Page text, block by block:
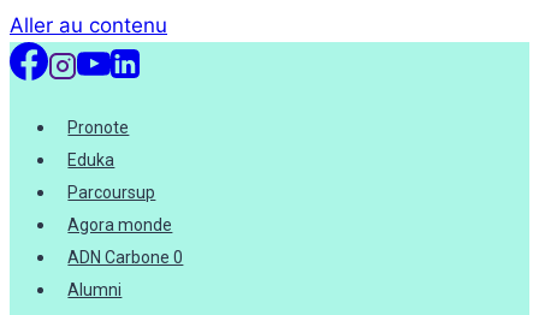
Aller au contenu
Pronote
Eduka
Parcoursup
Agora monde
ADN Carbone 0
Alumni